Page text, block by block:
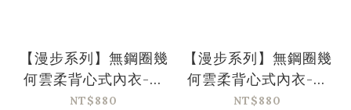
【漫步系列】無鋼圈幾
何雲柔背心式內衣-高
級灰色(32/70-
NT$880
【漫步系列】無鋼圈幾
何雲柔背心式內衣-黑
色(32/70-40/90、
NT$880